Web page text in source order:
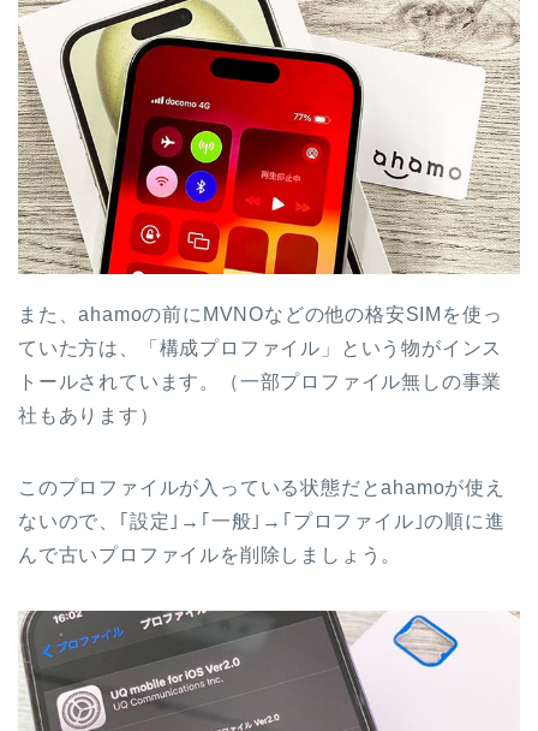
また、ahamoの前にMVNOなどの他の格安SIMを使っ
ていた方は、「構成プロファイル」という物がインス
トールされています。（一部プロファイル無しの事業
社もあります）
このプロファイルが入っている状態だとahamoが使え
ないので、｢設定｣→｢一般｣→｢プロファイル｣の順に進
んで古いプロファイルを削除しましょう。